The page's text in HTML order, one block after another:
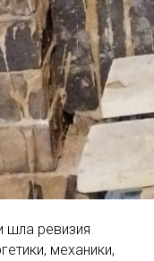
шла ревизия
механики,